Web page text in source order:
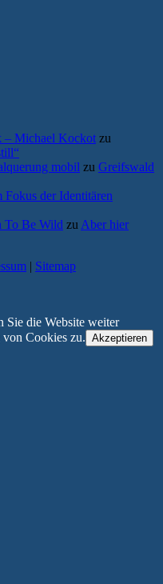
– Michael Kockot zu
mobil zu Greifswald
der Identitären
To Be Wild zu Aber hier
| Sitemap
Sie die Website weiter
Cookies zu. Akzeptieren